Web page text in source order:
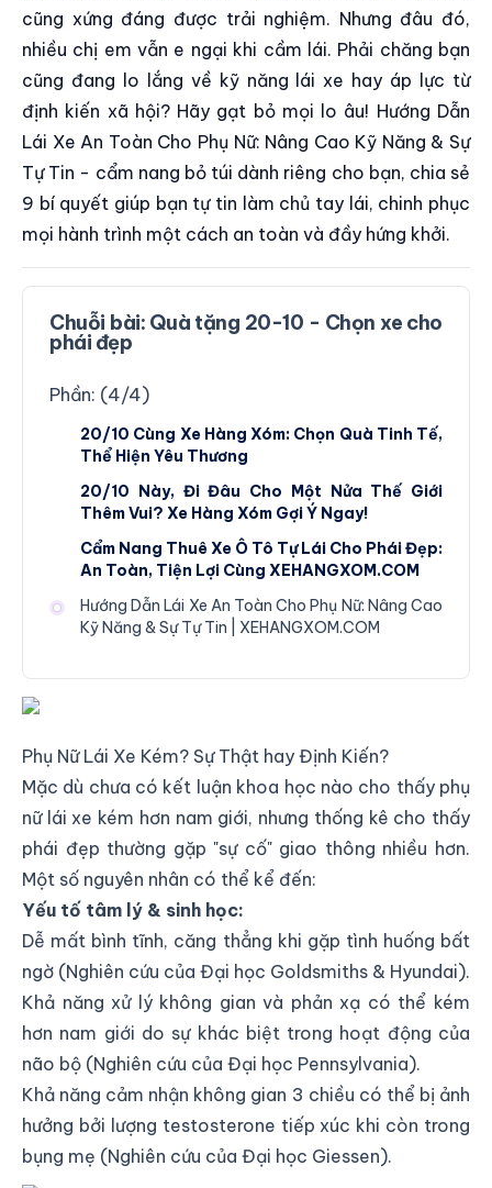
cũng xứng đáng được trải nghiệm. Nhưng đâu đó,
nhiều chị em vẫn e ngại khi cầm lái. Phải chăng bạn
cũng đang lo lắng về kỹ năng lái xe hay áp lực từ
định kiến xã hội? Hãy gạt bỏ mọi lo âu! Hướng Dẫn
Lái Xe An Toàn Cho Phụ Nữ: Nâng Cao Kỹ Năng & Sự
Tự Tin - cẩm nang bỏ túi dành riêng cho bạn, chia sẻ
9 bí quyết giúp bạn tự tin làm chủ tay lái, chinh phục
mọi hành trình một cách an toàn và đầy hứng khởi.
Chuỗi bài: Quà tặng 20-10 - Chọn xe cho
phái đẹp
Phần: (4/4)
20/10 Cùng Xe Hàng Xóm: Chọn Quà Tinh Tế,
Thể Hiện Yêu Thương
20/10 Này, Đi Đâu Cho Một Nửa Thế Giới
Thêm Vui? Xe Hàng Xóm Gợi Ý Ngay!
Cẩm Nang Thuê Xe Ô Tô Tự Lái Cho Phái Đẹp:
An Toàn, Tiện Lợi Cùng XEHANGXOM.COM
Hướng Dẫn Lái Xe An Toàn Cho Phụ Nữ: Nâng Cao
Kỹ Năng & Sự Tự Tin | XEHANGXOM.COM
Hướng Dẫn Lái Xe An Toàn Cho Phụ Nữ
Phụ Nữ Lái Xe Kém? Sự Thật hay Định Kiến?
Mặc dù chưa có kết luận khoa học nào cho thấy phụ
nữ lái xe kém hơn nam giới, nhưng thống kê cho thấy
phái đẹp thường gặp "sự cố" giao thông nhiều hơn.
Một số nguyên nhân có thể kể đến:
Yếu tố tâm lý & sinh học:
Dễ mất bình tĩnh, căng thẳng khi gặp tình huống bất
ngờ (Nghiên cứu của Đại học Goldsmiths & Hyundai).
Khả năng xử lý không gian và phản xạ có thể kém
hơn nam giới do sự khác biệt trong hoạt động của
não bộ (Nghiên cứu của Đại học Pennsylvania).
Khả năng cảm nhận không gian 3 chiều có thể bị ảnh
hưởng bởi lượng testosterone tiếp xúc khi còn trong
bụng mẹ (Nghiên cứu của Đại học Giessen).